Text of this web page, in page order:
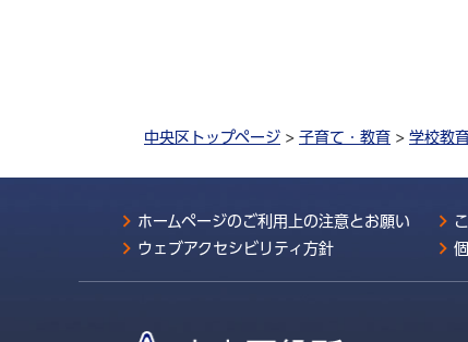
中央区トップページ > 子育て・教育 > 学校教育
ホームページのご利用上の注意とお願い
ウェブアクセシビリティ方針